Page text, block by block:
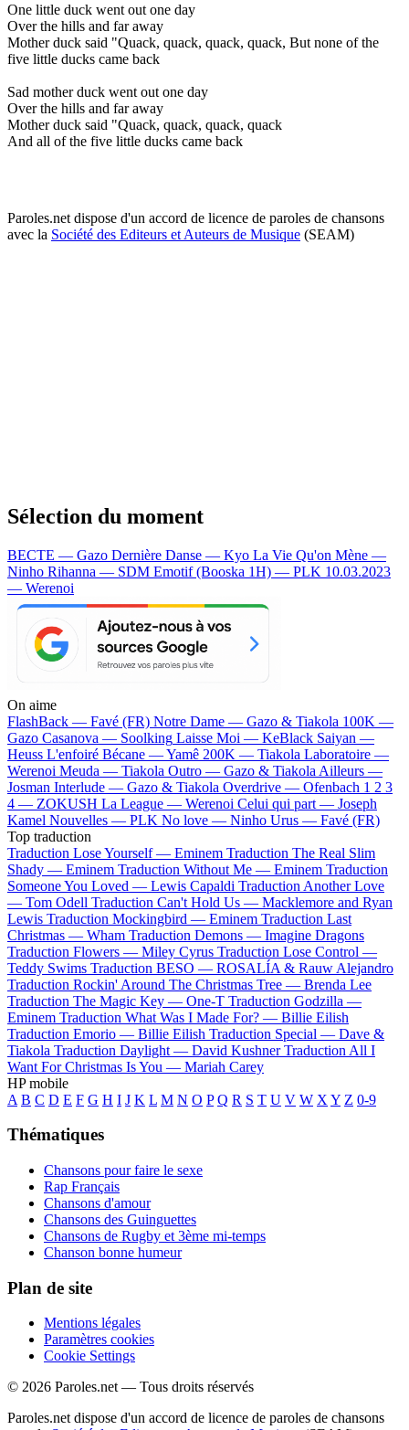
One little duck went out one day
Over the hills and far away
Mother duck said "Quack, quack, quack, quack, But none of the
five little ducks came back
Sad mother duck went out one day
Over the hills and far away
Mother duck said "Quack, quack, quack, quack
And all of the five little ducks came back
Paroles.net dispose d'un accord de licence de paroles de chansons
avec la Société des Editeurs et Auteurs de Musique (SEAM)
Sélection du moment
BECTE — Gazo Dernière Danse — Kyo La Vie Qu'on Mène —
Ninho Rihanna — SDM Emotif (Booska 1H) — PLK 10.03.2023
— Werenoi
On aime
FlashBack — Favé (FR) Notre Dame — Gazo & Tiakola 100K —
Gazo Casanova — Soolking Laisse Moi — KeBlack Saiyan —
Heuss L'enfoiré Bécane —Yamê 200K — Tiakola Laboratoire —
Werenoi Meuda — Tiakola Outro — Gazo & Tiakola Ailleurs —
Josman Interlude — Gazo & Tiakola Overdrive — Ofenbach 1 2 3
4 — ZOKUSH La League — Werenoi Celui qui part — Joseph
Kamel Nouvelles — PLK No love — Ninho Urus — Favé (FR)
Top traduction
Traduction Lose Yourself — Eminem Traduction The Real Slim
Shady — Eminem Traduction Without Me — Eminem Traduction
Someone You Loved — Lewis Capaldi Traduction Another Love
— Tom Odell Traduction Can't Hold Us — Macklemore and Ryan
Lewis Traduction Mockingbird — Eminem Traduction Last
Christmas — Wham Traduction Demons — Imagine Dragons
Traduction Flowers — Miley Cyrus Traduction Lose Control —
Teddy Swims Traduction BESO — ROSALÍA & Rauw Alejandro
Traduction Rockin' Around The Christmas Tree — Brenda Lee
Traduction The Magic Key — One-T Traduction Godzilla —
Eminem Traduction What Was I Made For? — Billie Eilish
Traduction Emorio — Billie Eilish Traduction Special — Dave &
Tiakola Traduction Daylight — David Kushner Traduction All I
Want For Christmas Is You — Mariah Carey
HP mobile
A B C D E F G H I J K L M N O P Q R S T U V W X Y Z 0-9
Thématiques
Chansons pour faire le sexe
Rap Français
Chansons d'amour
Chansons des Guinguettes
Chansons de Rugby et 3ème mi-temps
Chanson bonne humeur
Plan de site
Mentions légales
Paramètres cookies
Cookie Settings
© 2026 Paroles.net — Tous droits réservés
Paroles.net dispose d'un accord de licence de paroles de chansons